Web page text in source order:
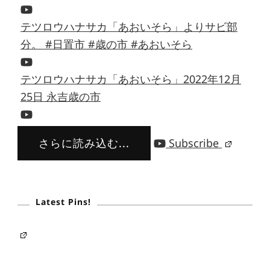
テツロウハナサカ「あおいそら」よりサビ部
分。 #日置市 #歳の市 #あおいそら
テツロウハナサカ「あおいそら」2022年12月
25日 永吉歳の市
さらに読み込む... Subscribe
Latest Pins!